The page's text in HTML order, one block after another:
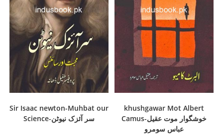
Sir Isaac newton-Muhbat our
Science-سر آئزک نیوٹن
khushgawar Mot Albert
Camus-خوشگوار موت عقيل
عباس سومرو